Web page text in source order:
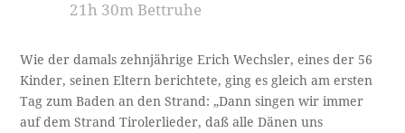
21h 30m Bettruhe
Wie der damals zehnjährige Erich Wechsler, eines der 56
Kinder, seinen Eltern berichtete, ging es gleich am ersten
Tag zum Baden an den Strand: „Dann singen wir immer
auf dem Strand Tirolerlieder, daß alle Dänen uns